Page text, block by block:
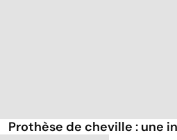
Prothèse de cheville : une